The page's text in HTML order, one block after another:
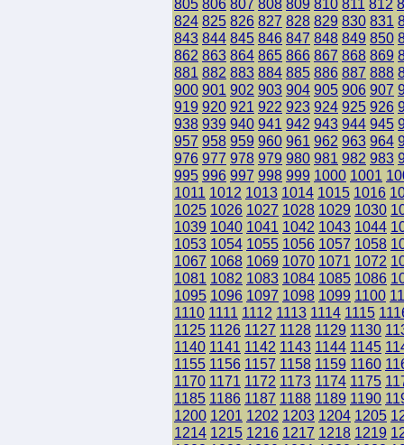
805 806 807 808 809 810 811 812
824 825 826 827 828 829 830 831
843 844 845 846 847 848 849 850
862 863 864 865 866 867 868 869
881 882 883 884 885 886 887 888
900 901 902 903 904 905 906 907
919 920 921 922 923 924 925 926
938 939 940 941 942 943 944 945
957 958 959 960 961 962 963 964
976 977 978 979 980 981 982 983
995 996 997 998 999 1000 1001
1011 1012 1013 1014 1015 1016
1025 1026 1027 1028 1029 1030
1039 1040 1041 1042 1043 1044
1053 1054 1055 1056 1057 1058
1067 1068 1069 1070 1071 1072
1081 1082 1083 1084 1085 1086
1095 1096 1097 1098 1099 1100
1110 1111 1112 1113 1114 1115
1125 1126 1127 1128 1129 1130
1140 1141 1142 1143 1144 1145
1155 1156 1157 1158 1159 1160
1170 1171 1172 1173 1174 1175
1185 1186 1187 1188 1189 1190
1200 1201 1202 1203 1204 1205
1214 1215 1216 1217 1218 1219